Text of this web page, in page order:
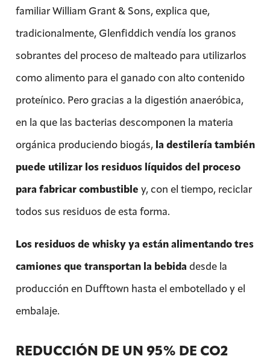
familiar William Grant & Sons, explica que,
tradicionalmente, Glenfiddich vendía los granos
sobrantes del proceso de malteado para utilizarlos
como alimento para el ganado con alto contenido
proteínico. Pero gracias a la digestión anaeróbica,
en la que las bacterias descomponen la materia
orgánica produciendo biogás, la destilería también
puede utilizar los residuos líquidos del proceso
para fabricar combustible y, con el tiempo, reciclar
todos sus residuos de esta forma.
Los residuos de whisky ya están alimentando tres
camiones que transportan la bebida desde la
producción en Dufftown hasta el embotellado y el
embalaje.
REDUCCIÓN DE UN 95% DE CO2